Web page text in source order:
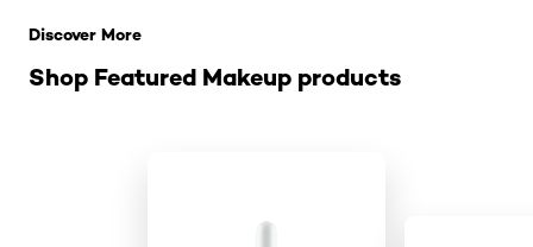
Shop Featured Makeup products
Discover More